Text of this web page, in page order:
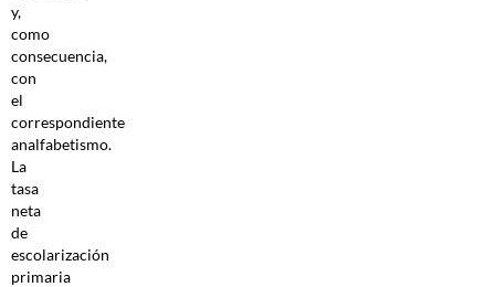
y,
como
consecuencia,
con
el
correspondiente
analfabetismo.
La
tasa
neta
de
escolarización
primaria